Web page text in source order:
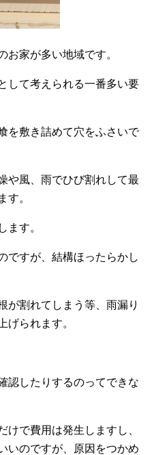
お家が多い地域です。
して考えられる一番多い要
を敷き詰めて穴をふさいで
や風、雨でひび割れして最
す。
ます。
ですが、結構ほったらかし
が割れてしまう等、雨漏り
げられます。
認したりするのってできな
けで費用は発生しますし、
いのですが、原因をつかめ